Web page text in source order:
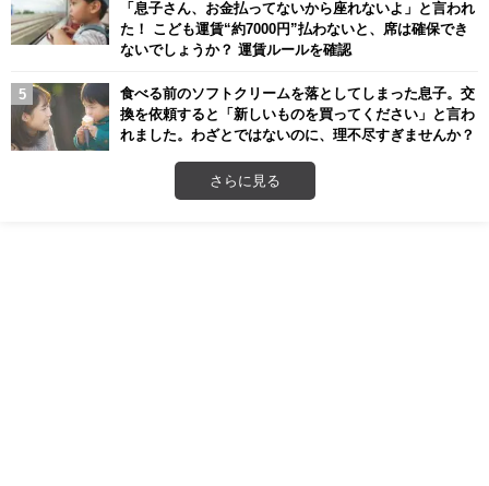
「息子さん、お金払ってないから座れないよ」と言われ
た！ こども運賃“約7000円”払わないと、席は確保でき
ないでしょうか？ 運賃ルールを確認
食べる前のソフトクリームを落としてしまった息子。交
換を依頼すると「新しいものを買ってください」と言わ
れました。わざとではないのに、理不尽すぎませんか？
さらに見る